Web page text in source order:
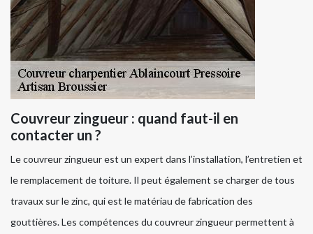
Couvreur zingueur : quand faut-il en
contacter un ?
Le couvreur zingueur est un expert dans l’installation, l’entretien et
le remplacement de toiture. Il peut également se charger de tous
travaux sur le zinc, qui est le matériau de fabrication des
gouttières. Les compétences du couvreur zingueur permettent à